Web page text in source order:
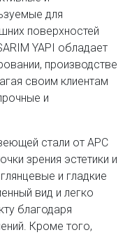
для
поверхностей
YAPI обладает
производстве
своим клиентам
и
стали от APC
зрения эстетики и
и гладкие
вид и легко
благодаря
Кроме того,